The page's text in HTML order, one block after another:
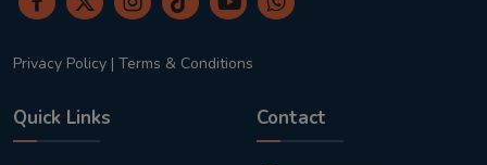
Privacy Policy | Terms & Conditions
Quick Links Contact